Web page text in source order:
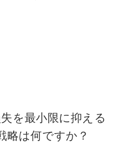
を最小限に抑える
略は何ですか？